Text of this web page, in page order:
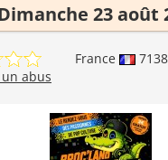
23 août
France
abus